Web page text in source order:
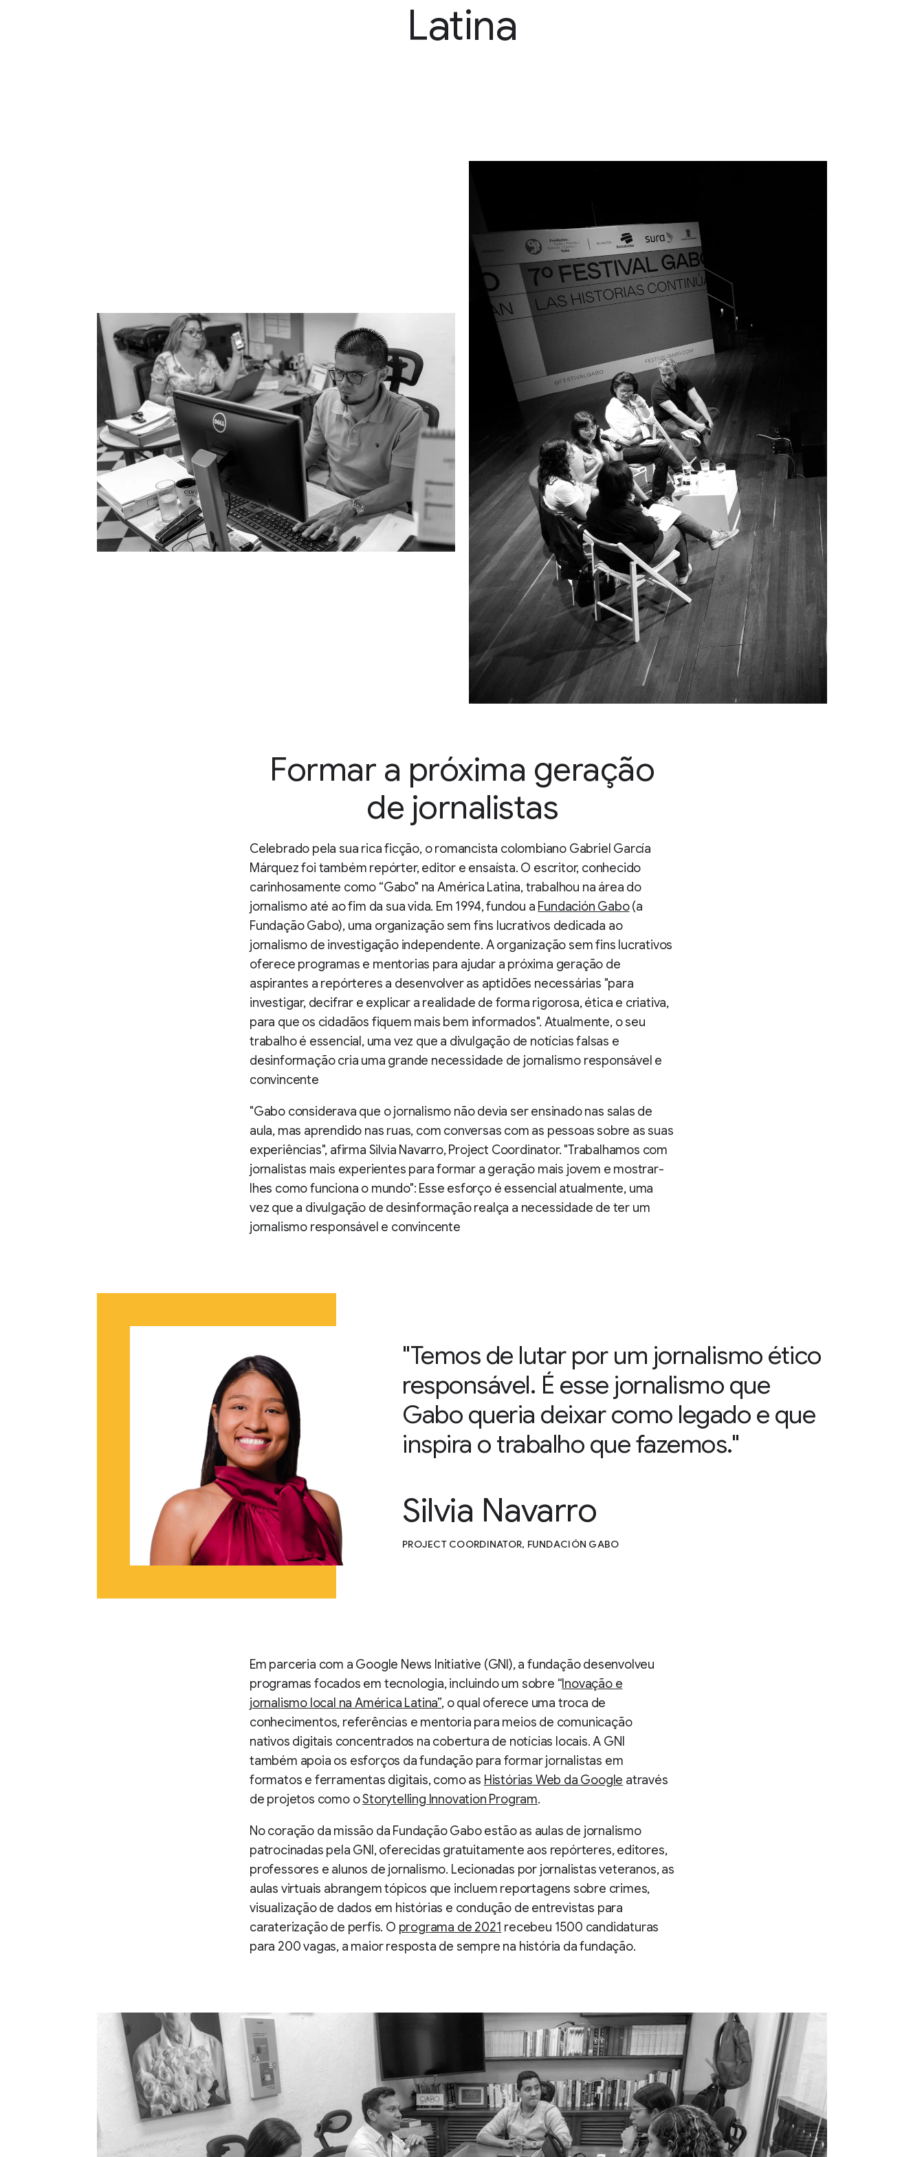
Latina
Formar a próxima geração
de jornalistas
Celebrado pela sua rica ficção, o romancista colombiano Gabriel García
Márquez foi também repórter, editor e ensaísta. O escritor, conhecido
carinhosamente como “Gabo" na América Latina, trabalhou na área do
jornalismo até ao fim da sua vida. Em 1994, fundou a Fundación Gabo(a
Fundação Gabo), uma organização sem fins lucrativos dedicada ao
jornalismo de investigação independente. A organização sem fins lucrativos
oferece programas e mentorias para ajudar a próxima geração de
aspirantes a repórteres a desenvolver as aptidões necessárias "para
investigar, decifrar e explicar a realidade de forma rigorosa, ética e criativa,
para que os cidadãos fiquem mais bem informados". Atualmente, o seu
trabalho é essencial, uma vez que a divulgação de notícias falsas e
desinformação cria uma grande necessidade de jornalismo responsável e
convincente
"Gabo considerava que o jornalismo não devia ser ensinado nas salas de
aula, mas aprendido nas ruas, com conversas com as pessoas sobre as suas
experiências", afirma Silvia Navarro, Project Coordinator. "Trabalhamos com
jornalistas mais experientes para formar a geração mais jovem e mostrar-
lhes como funciona o mundo": Esse esforço é essencial atualmente, uma
vez que a divulgação de desinformação realça a necessidade de ter um
jornalismo responsável e convincente
"Temos de lutar por um jornalismo ético
responsável. É esse jornalismo que
Gabo queria deixar como legado e que
inspira o trabalho que fazemos."
Silvia Navarro
PROJECT COORDINATOR, FUNDACIÓN GABO
Em parceria com a Google News Initiative (GNI), a fundação desenvolveu
programas focados em tecnologia, incluindo um sobre “ Inovação e
jornalismo local na América Latina”, o qual oferece uma troca de
conhecimentos, referências e mentoria para meios de comunicação
nativos digitais concentrados na cobertura de notícias locais. A GNI
também apoia os esforços da fundação para formar jornalistas em
formatos e ferramentas digitais, como as Histórias Web da Google através
de projetos como oStorytelling Innovation Program.
No coração da missão da Fundação Gabo estão as aulas de jornalismo
patrocinadas pela GNI, oferecidas gratuitamente aos repórteres, editores,
professores e alunos de jornalismo. Lecionadas por jornalistas veteranos, as
aulas virtuais abrangem tópicos que incluem reportagens sobre crimes,
visualização de dados em histórias e condução de entrevistas para
caraterização de perfis. O programa de 2021 recebeu 1500 candidaturas
para 200 vagas, a maior resposta de sempre na história da fundação.